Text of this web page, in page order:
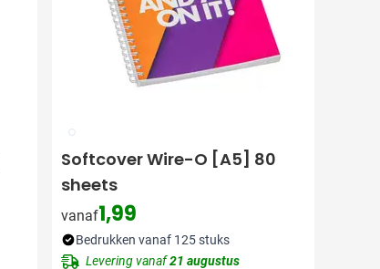
009
Softcover Wire-O [A5] 80
sheets
vanaf1,99
Bedrukken vanaf 125 stuks
Levering vanaf21 augustus